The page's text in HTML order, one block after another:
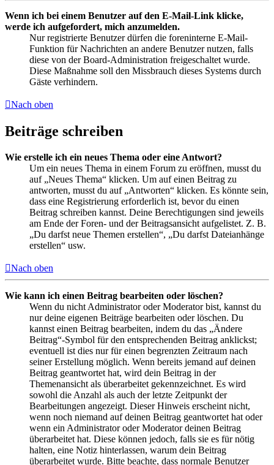
Wenn ich bei einem Benutzer auf den E-Mail-Link klicke,
werde ich aufgefordert, mich anzumelden.
Nur registrierte Benutzer dürfen die foreninterne E-Mail-
Funktion für Nachrichten an andere Benutzer nutzen, falls
diese von der Board-Administration freigeschaltet wurde.
Diese Maßnahme soll den Missbrauch dieses Systems durch
Gäste verhindern.
Nach oben
Beiträge schreiben
Wie erstelle ich ein neues Thema oder eine Antwort?
Um ein neues Thema in einem Forum zu eröffnen, musst du
auf „Neues Thema“ klicken. Um auf einen Beitrag zu
antworten, musst du auf „Antworten“ klicken. Es könnte sein,
dass eine Registrierung erforderlich ist, bevor du einen
Beitrag schreiben kannst. Deine Berechtigungen sind jeweils
am Ende der Foren- und der Beitragsansicht aufgelistet. Z. B.
„Du darfst neue Themen erstellen“, „Du darfst Dateianhänge
erstellen“ usw.
Nach oben
Wie kann ich einen Beitrag bearbeiten oder löschen?
Wenn du nicht Administrator oder Moderator bist, kannst du
nur deine eigenen Beiträge bearbeiten oder löschen. Du
kannst einen Beitrag bearbeiten, indem du das „Ändere
Beitrag“-Symbol für den entsprechenden Beitrag anklickst;
eventuell ist dies nur für einen begrenzten Zeitraum nach
seiner Erstellung möglich. Wenn bereits jemand auf deinen
Beitrag geantwortet hat, wird dein Beitrag in der
Themenansicht als überarbeitet gekennzeichnet. Es wird
sowohl die Anzahl als auch der letzte Zeitpunkt der
Bearbeitungen angezeigt. Dieser Hinweis erscheint nicht,
wenn noch niemand auf deinen Beitrag geantwortet hat oder
wenn ein Administrator oder Moderator deinen Beitrag
überarbeitet hat. Diese können jedoch, falls sie es für nötig
halten, eine Notiz hinterlassen, warum dein Beitrag
überarbeitet wurde. Bitte beachte, dass normale Benutzer